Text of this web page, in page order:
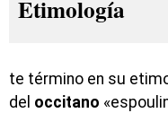
Etimología
te término en su
del occitano